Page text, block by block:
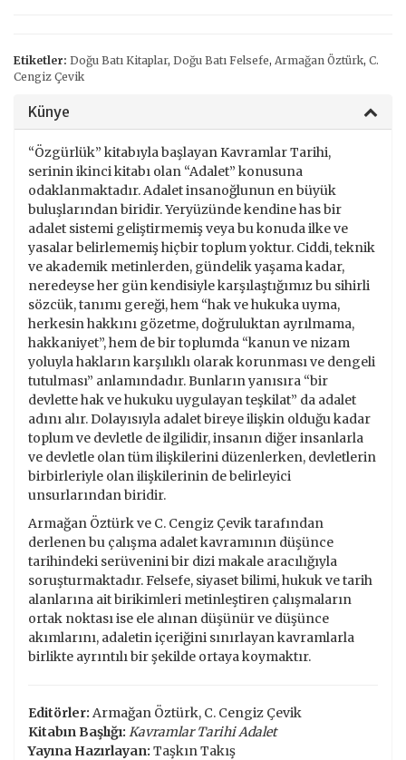
Etiketler: Doğu Batı Kitaplar, Doğu Batı Felsefe, Armağan Öztürk, C.
Cengiz Çevik
Künye
“Özgürlük” kitabıyla başlayan Kavramlar Tarihi,
serinin ikinci kitabı olan “Adalet” konusuna
odaklanmaktadır. Adalet insanoğlunun en büyük
buluşlarından biridir. Yeryüzünde kendine has bir
adalet sistemi geliştirmemiş veya bu konuda ilke ve
yasalar belirlememiş hiçbir toplum yoktur. Ciddi, teknik
ve akademik metinlerden, gündelik yaşama kadar,
neredeyse her gün kendisiyle karşılaştığımız bu sihirli
sözcük, tanımı gereği, hem “hak ve hukuka uyma,
herkesin hakkını gözetme, doğruluktan ayrılmama,
hakkaniyet”, hem de bir toplumda “kanun ve nizam
yoluyla hakların karşılıklı olarak korunması ve dengeli
tutulması” anlamındadır. Bunların yanısıra “bir
devlette hak ve hukuku uygulayan teşkilat” da adalet
adını alır. Dolayısıyla adalet bireye ilişkin olduğu kadar
toplum ve devletle de ilgilidir, insanın diğer insanlarla
ve devletle olan tüm ilişkilerini düzenlerken, devletlerin
birbirleriyle olan ilişkilerinin de belirleyici
unsurlarından biridir.
Armağan Öztürk ve C. Cengiz Çevik tarafından
derlenen bu çalışma adalet kavramının düşünce
tarihindeki serüvenini bir dizi makale aracılığıyla
soruşturmaktadır. Felsefe, siyaset bilimi, hukuk ve tarih
alanlarına ait birikimleri metinleştiren çalışmaların
ortak noktası ise ele alınan düşünür ve düşünce
akımlarını, adaletin içeriğini sınırlayan kavramlarla
birlikte ayrıntılı bir şekilde ortaya koymaktır.
Editörler: Armağan Öztürk, C. Cengiz Çevik
Kitabın Başlığı: Kavramlar Tarihi Adalet
Yayına Hazırlayan: Taşkın Takış